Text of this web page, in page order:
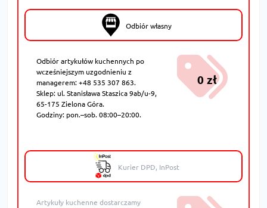
Odbiór własny
Odbiór artykułów kuchennych po
wcześniejszym uzgodnieniu z
managerem: +48 535 307 863.
Sklep: ul. Stanisława Staszica 9ab/u-9,
65-175 Zielona Góra.
Godziny: pon.–sob. 08:00–20:00.
0 zł
Kurier DPD, InPost
Artykuły kuchenne dostarczamy